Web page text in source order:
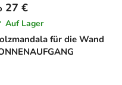
für die Wand
27 €
Auf Lager